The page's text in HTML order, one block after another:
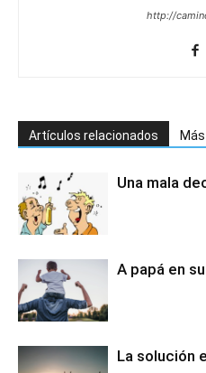
http://
Artículos relacionados
Una mala
A papá en
La solución